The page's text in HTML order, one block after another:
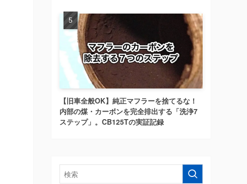
【旧車全般OK】純正マフラーを捨てるな！
内部の煤・カーボンを完全排出する「洗浄7
ステップ」。CB125Tの実証記録